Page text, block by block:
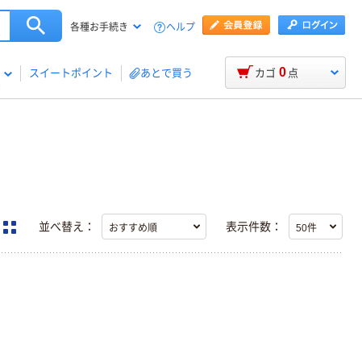
各種お手続き ヘルプ
スイートポイント あとで買う カゴ 0 点
並べ替え： 表示件数：